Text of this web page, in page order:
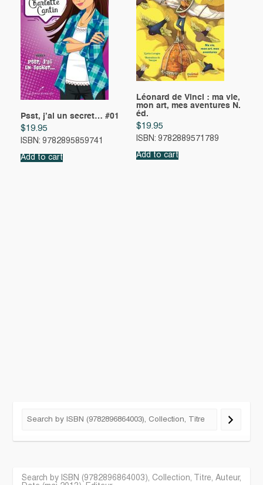
Psst, j’ai un secret… #01
$19.95
ISBN: 9782895859741
Add to cart
Léonard de Vinci : ma vie,
mon art, mes aventures N.
éd.
$19.95
ISBN: 9782889571789
Add to cart
Search by ISBN (9782896864003), Collection, Titre, Auteur,